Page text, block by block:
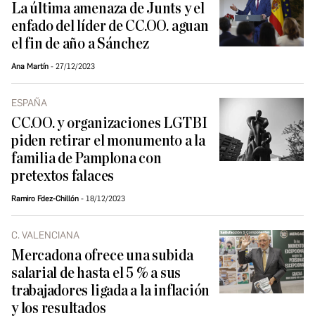
La última amenaza de Junts y el
enfado del líder de CC.OO. aguan
el fin de año a Sánchez
Ana Martín 27/12/2023
ESPAÑA
CC.OO. y organizaciones LGTBI
piden retirar el monumento a la
familia de Pamplona con
pretextos falaces
Ramiro Fdez-Chillón 18/12/2023
C. VALENCIANA
Mercadona ofrece una subida
salarial de hasta el 5 % a sus
trabajadores ligada a la inflación
y los resultados